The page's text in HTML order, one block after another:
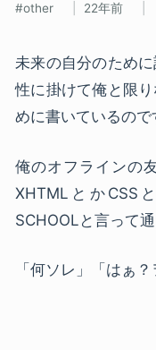
other 22年前
未来の自分のため
性に掛けて俺と限
めに書いているので
俺のオフラインの
XHTMLとかCSS
SCHOOLと言って
「何ソレ」「はぁ